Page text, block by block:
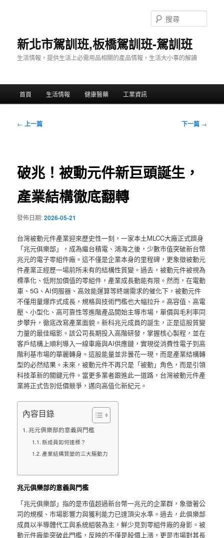
新北市駕訓班,板橋駕訓班-駕訓班
生活情報，提供生活上必需用品相關的產品情報，生活大小事的解讀
尋
首頁 生活情報 健康醫藥 工業資訊
文
← 上一篇 下一篇 →
破兆！被動元件新巨頭誕生，
產業結構徹底翻轉
發佈日期:2026-05-21
台灣被動元件產業迎來歷史性一刻，一家本土MLCC大廠正式躋身
「兆元俱樂部」，成為繼台積電、鴻海之後，少數市值突破新台幣
兆元的電子零組件廠。這不僅是企業本身的里程碑，更象徵被動元
件產業正經歷一場前所未有的結構性質變。過去，被動元件被視為
標準化、低附加價值的零組件，產業成長動能有限。然而，在電動
車、5G、AI伺服器、高效能運算等終端需求的催化下，被動元件
不僅用量爆炸式成長，規格與技術門檻也大幅拉升。高容值、高電
壓、小型化、高可靠性等進階產品開始主導市場，單價與毛利率同
步攀升，徹底改寫產業面貌。新科兆元成員的誕生，正是這股質變
力量的最佳縮影。該公司長期投入高階研發，掌握核心製程，並在
客戶結構上順利導入一線車廠與AI供應鏈，實現從消費性電子到高
階利基市場的華麗轉身。這股能量並非曇花一現，而是產業結構轉
型的必然結果。未來，被動元件不再只是「被動」角色，而是引領
科技革新的關鍵元件。當更多業者跟進此一道路，台灣被動元件產
業將正式告別低價競爭，邁向高值化新紀元。
內容目錄
兆元俱樂部的意義與門檻
新成員如何達標？
產業結構質變的三大驅動力
兆元俱樂部的意義與門檻
「兆元俱樂部」指的是市值超過新台幣一兆元的企業群，象徵著公
司的規模、市場影響力與獲利能力已達頂尖水準。過去，此俱樂部
成員以半導體代工與系統組裝為主，鮮少見到零組件廠的身影。被
動元件廠能突破此門檻，反映的不僅是股價上漲，更是市場對其長